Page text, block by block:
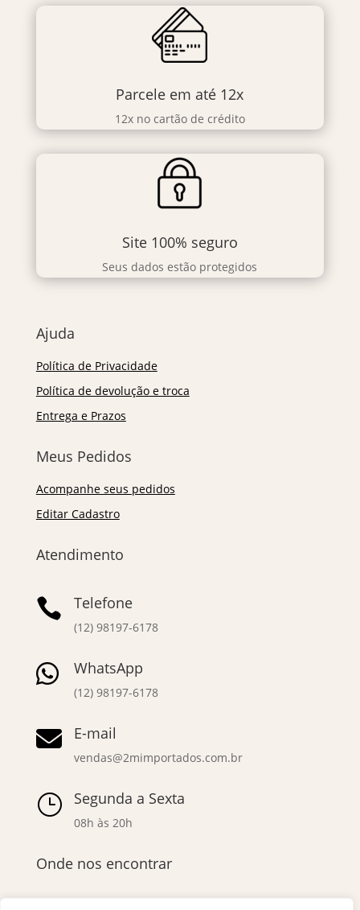
Parcele em até 12x
12x no cartão de crédito
Site 100% seguro
Seus dados estão protegidos
Ajuda
Política de Privacidade
Política de devolução e troca
Entrega e Prazos
Meus Pedidos
Acompanhe seus pedidos
Editar Cadastro
Atendimento
 Telefone
(12) 98197-6178
 WhatsApp
(12) 98197-6178
 E-mail
vendas@2mimportados.com.br
} Segunda a Sexta
08h às 20h
Onde nos encontrar